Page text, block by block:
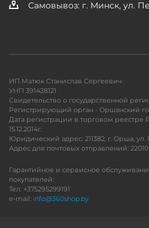
Самовывоз: г. Минск, ул.
ИП Матюк Станислав Сергеевич
УНП 391428121
Свидетельство о государственной
Регистрирующий орган - Оршанский
Дата регистрации в торговом реестре
15.12.2014г.
Юридический адрес: 211382, г. Орша, ул.
Адрес для почтовых отправлений:
Гарантийное и сервисное
покупателей:
Тел. +375295299191
e-mail: info@360shop.by